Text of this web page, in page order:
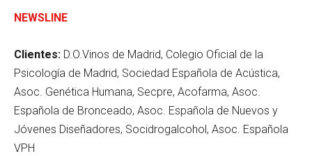
NEWSLINE
Clientes: D.O.Vinos de Madrid, Colegio Oficial de la
Psicología de Madrid, Sociedad Española de Acústica,
Asoc. Genética Humana, Secpre, Acofarma, Asoc.
Española de Bronceado, Asoc. Española de Nuevos y
Jóvenes Diseñadores, Socidrogalcohol, Asoc. Española
VPH